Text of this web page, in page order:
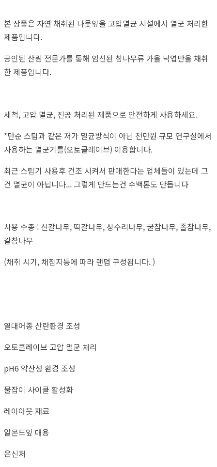
본 상품은 자연 채취된 나뭇잎을 고압멸균 시설에서 멸균 처리한
제품입니다.
공인된 산림 전문가를 통해 엄선된 참나무류 가을 낙엽만을 채취
한 제품입니다.
세척, 고압 멸균, 진공 처리된 제품으로 안전하게 사용하세요.
*단순 스팀과 같은 저가 멸균방식이 아닌 천만원 규모 연구실에서
사용하는 멸균기를(오토클레이브) 이용합니다.
최근 스팀기 사용후 건조 시켜서 판매한다는 업체들이 있는데 그
건 멸균이 아닙니다... 그렇게 만드는건 수백톤도 만듭니다
사용 수종 : 신갈나무, 떡갈나무, 상수리나무, 굴참나무, 졸참나무,
갈참나무
(채취 시기, 채집지등에 따라 랜덤 구성됩니다. )
열대어종 산란환경 조성
오토클레이브 고압 멸균 처리
pH6 약산성 환경 조성
물잡이 사이클 활성화
레이아웃 재료
알몬드잎 대용
은신처